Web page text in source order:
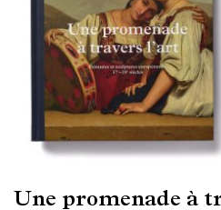
Une promenade à